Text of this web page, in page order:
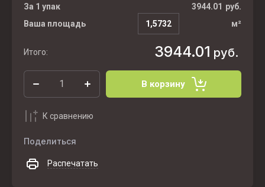
За 1 упак
3944.01 руб.
Ваша площадь
м²
Итого: 3944.01 руб.
В корзину
К сравнению
Поделиться
Распечатать